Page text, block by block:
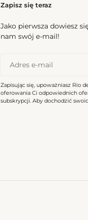
Zapisz się teraz
Jako pierwsza dowiesz
nam swój e-mail!
Zapisując się, upoważniasz Rio
oferowania Ci odpowiednich
subskrypcji. Aby dochodzić